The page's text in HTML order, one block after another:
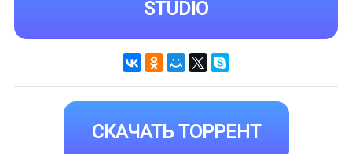
STUDIO
СКАЧАТЬ ТОРРЕНТ